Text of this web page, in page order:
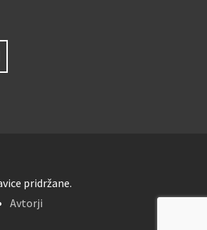
pridržane.
Avtorji